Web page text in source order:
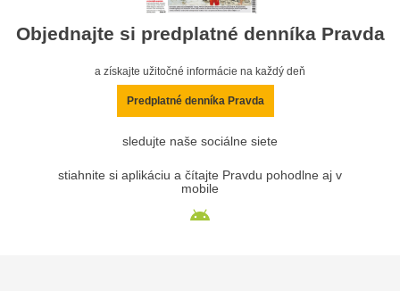
Objednajte si predplatné denníka Pravda
a získajte užitočné informácie na každý deň
Predplatné denníka Pravda
sledujte naše sociálne siete
stiahnite si aplikáciu a čítajte Pravdu pohodlne aj v
mobile